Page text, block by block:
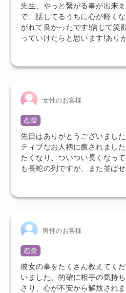
先生、やっと繋がる事が出来
で、話してるうちに心が軽く
がれて良かったです!信じて笑
っていけたらと思います!あり
女性のお客様
恋愛
先日はありがとうございまし
ティブなお人柄に癒されまし
たくなり、ついつい長くなっ
も長蛇の列ですが、また並ば
男性のお客様
恋愛
彼女の事をたくさん教えてく
いました。的確に相手の気持
さり、心が不安から解放され